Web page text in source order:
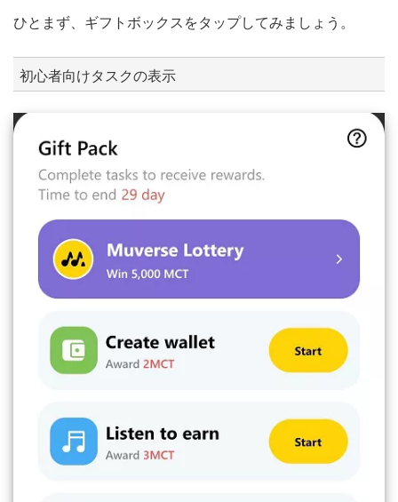
ひとまず、ギフトボックスをタップしてみましょう。
初心者向けタスクの表示